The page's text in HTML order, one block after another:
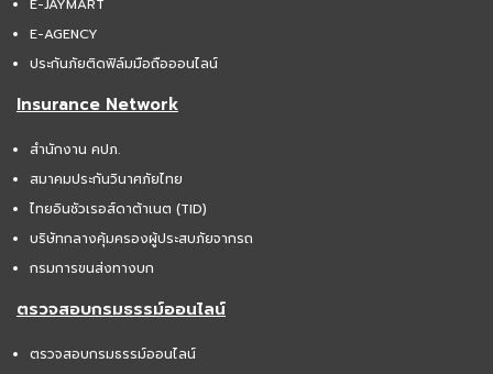
E-JAYMART
E-AGENCY
ประกันภัยติดฟิล์มมือถือออนไลน์
Insurance Network
สำนักงาน คปภ.
สมาคมประกันวินาศภัยไทย
ไทยอินชัวเรอส์ดาต้าเนต (TID)
บริษัทกลางคุ้มครองผู้ประสบภัยจากรถ
กรมการขนส่งทางบก
ตรวจสอบกรมธรรม์ออนไลน์
ตรวจสอบกรมธรรม์ออนไลน์